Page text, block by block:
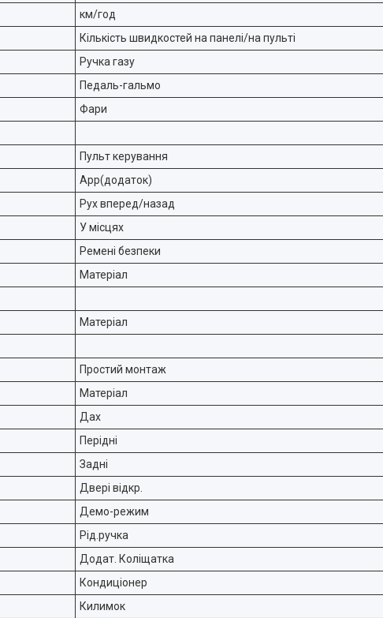
км/год
Кількість швидкостей на панелі/на пульті
Ручка газу
Педаль-гальмо
Фари
Пульт керування
App(додаток)
Рух вперед/назад
У місцях
Ремені безпеки
Матеріал
Матеріал
Простий монтаж
Матеріал
Дах
Перідні
Задні
Двері відкр.
Демо-режим
Рід.ручка
Додат. Коліщатка
Кондиціонер
Килимок